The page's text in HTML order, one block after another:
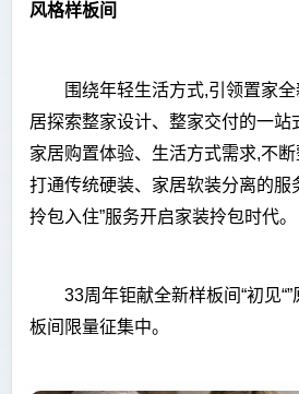
风格样板间
围绕年轻生活方式,引领置家
居探索整家设计、整家交付的一站
家居购置体验、生活方式需求,不
打通传统硬装、家居软装分离的服
拎包入住”服务开启家装拎包时代。
33周年钜献全新样板间“初见
板间限量征集中。